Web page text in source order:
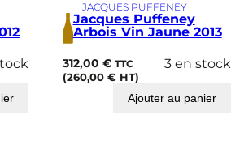
JACQUES PUFFENEY
Jacques Puffeney
Arbois Vin Jaune 2013
312,00 € TTC
(260,00 €HT)
3 en stock
Ajouter au panier